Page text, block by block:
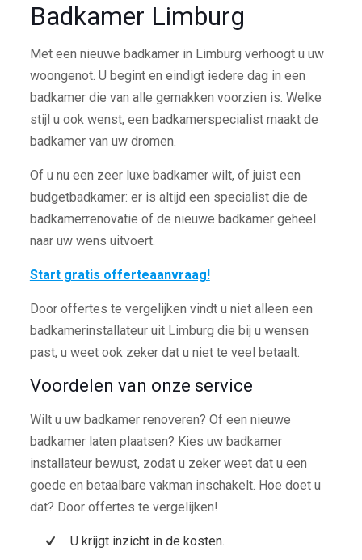
Badkamer Limburg
Met een nieuwe badkamer in Limburg verhoogt u uw
woongenot. U begint en eindigt iedere dag in een
badkamer die van alle gemakken voorzien is. Welke
stijl u ook wenst, een badkamerspecialist maakt de
badkamer van uw dromen.
Of u nu een zeer luxe badkamer wilt, of juist een
budgetbadkamer: er is altijd een specialist die de
badkamerrenovatie of de nieuwe badkamer geheel
naar uw wens uitvoert.
Start gratis offerteaanvraag!
Door offertes te vergelijken vindt u niet alleen een
badkamerinstallateur uit Limburg die bij u wensen
past, u weet ook zeker dat u niet te veel betaalt.
Voordelen van onze service
Wilt u uw badkamer renoveren? Of een nieuwe
badkamer laten plaatsen? Kies uw badkamer
installateur bewust, zodat u zeker weet dat u een
goede en betaalbare vakman inschakelt. Hoe doet u
dat? Door offertes te vergelijken!
U krijgt inzicht in de kosten.